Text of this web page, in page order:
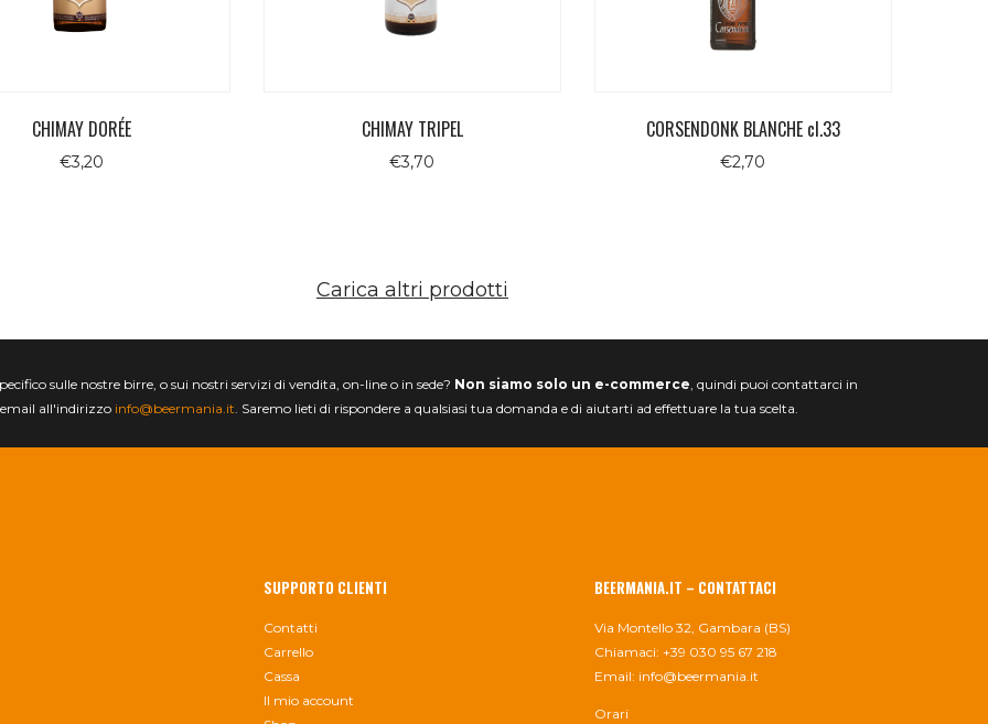
CHIMAY DORÉE
€3,20
CHIMAY TRIPEL
€3,70
CORSENDONK BLANCHE cl.33
€2,70
Carica altri prodotti
sulle nostre birre, o sui nostri servizi di vendita, on-line o in sede? Non siamo solo un e-commerce , quindi puoi contattarci in
all'indirizzo info@beermania.it . Saremo lieti di rispondere a qualsiasi tua domanda e di aiutarti ad effettuare la tua scelta.
SUPPORTO CLIENTI
Contatti
Carrello
Cassa
Il mio account
BEERMANIA.IT – CONTATTACI
Via Montello 32, Gambara (BS)
Chiamaci: +39 030 95 67 218
Email: info@beermania.it
Orari